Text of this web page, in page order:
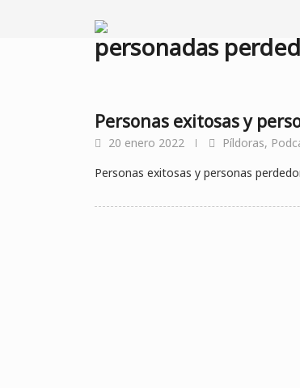
personadas
Personas exitosas y
20 enero 2022 Píldoras,
Personas exitosas y personas